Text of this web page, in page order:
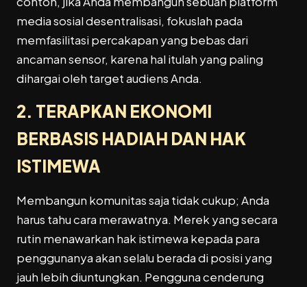
media sosial desentralisasi, fokuslah pada
memfasilitasi percakapan yang bebas dari
ancaman sensor, karena hal itulah yang paling
dihargai oleh target audiens Anda.
2. TERAPKAN EKONOMI
BERBASIS HADIAH DAN HAK
ISTIMEWA
Membangun komunitas saja tidak cukup; Anda
harus tahu cara merawatnya. Merek yang secara
rutin menawarkan hak istimewa kepada para
penggunanya akan selalu berada di posisi yang
jauh lebih diuntungkan. Pengguna cenderung